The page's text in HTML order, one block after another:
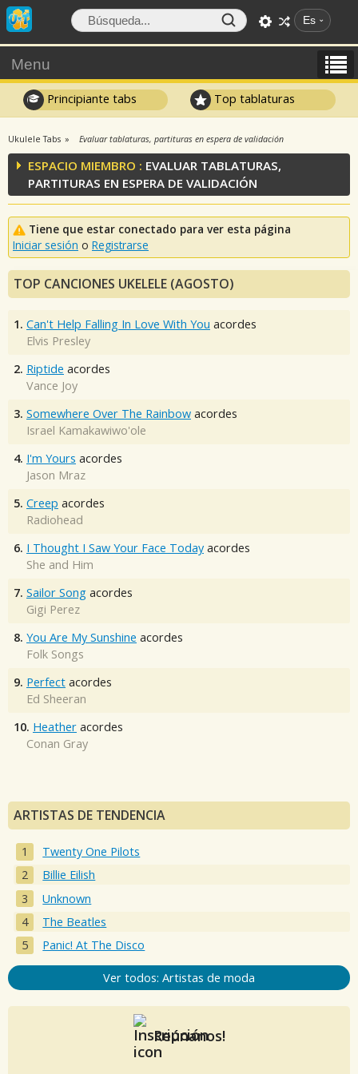
Es
Menu
Principiante tabs Top tablaturas
Ukulele Tabs Evaluar tablaturas, partituras en espera de validación
ESPACIO MIEMBRO : EVALUAR TABLATURAS,
PARTITURAS EN ESPERA DE VALIDACIÓN
Tiene que estar conectado para ver esta página
Iniciar sesión o Registrarse
TOP CANCIONES UKELELE (AGOSTO)
1. Can't Help Falling In Love With You acordes
Elvis Presley
2. Riptide acordes
Vance Joy
3. Somewhere Over The Rainbow acordes
Israel Kamakawiwo'ole
4. I'm Yours acordes
Jason Mraz
5. Creep acordes
Radiohead
6. I Thought I Saw Your Face Today acordes
She and Him
7. Sailor Song acordes
Gigi Perez
8. You Are My Sunshine acordes
Folk Songs
9. Perfect acordes
Ed Sheeran
10. Heather acordes
Conan Gray
ARTISTAS DE TENDENCIA
Twenty One Pilots
Billie Eilish
Unknown
The Beatles
Panic! At The Disco
Ver todos: Artistas de moda
Reúnanos!